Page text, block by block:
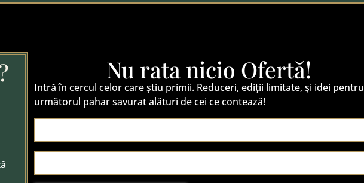
Nu rata nicio Ofertă!
Intră în cercul celor care știu primii. Reduceri, ediții limitate, și idei pentru
următorul pahar savurat alături de cei ce contează!